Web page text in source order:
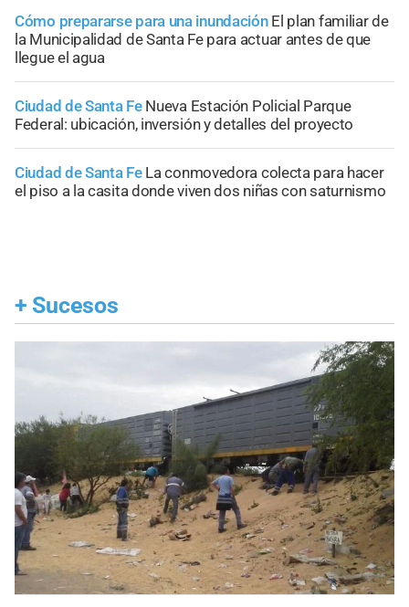
Cómo prepararse para una inundación El plan familiar de
la Municipalidad de Santa Fe para actuar antes de que
llegue el agua
Ciudad de Santa Fe Nueva Estación Policial Parque
Federal: ubicación, inversión y detalles del proyecto
Ciudad de Santa Fe La conmovedora colecta para hacer
el piso a la casita donde viven dos niñas con saturnismo
+ Sucesos